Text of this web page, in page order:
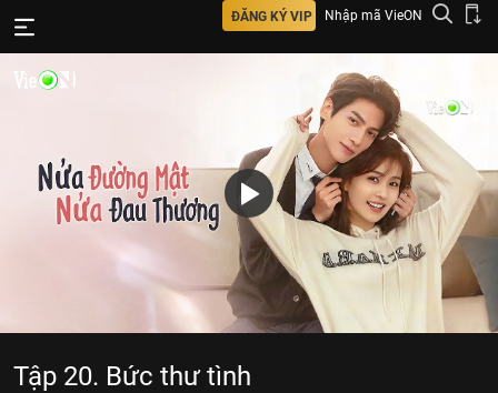
ĐĂNG KÝ VIP Nhập mã VieON
Tập 20. Bức thư tình